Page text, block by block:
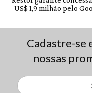
Cadastre-se
nossas